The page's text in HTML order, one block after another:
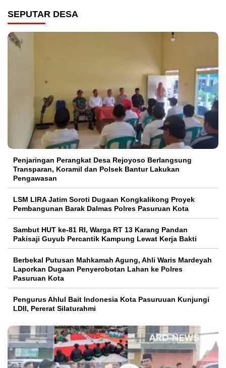
SEPUTAR DESA
Penjaringan Perangkat Desa Rejoyoso Berlangsung
Transparan, Koramil dan Polsek Bantur Lakukan
Pengawasan
LSM LIRA Jatim Soroti Dugaan Kongkalikong Proyek
Pembangunan Barak Dalmas Polres Pasuruan Kota
Sambut HUT ke-81 RI, Warga RT 13 Karang Pandan
Pakisaji Guyub Percantik Kampung Lewat Kerja Bakti
Berbekal Putusan Mahkamah Agung, Ahli Waris Mardeyah
Laporkan Dugaan Penyerobotan Lahan ke Polres
Pasuruan Kota
Pengurus Ahlul Bait Indonesia Kota Pasuruuan Kunjungi
LDII, Pererat Silaturahmi